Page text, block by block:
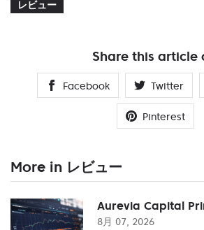
レビュー
Share this article
Facebook Twitter
Pinterest
More in レビュー
Aurevia Capital
8月 07, 2026